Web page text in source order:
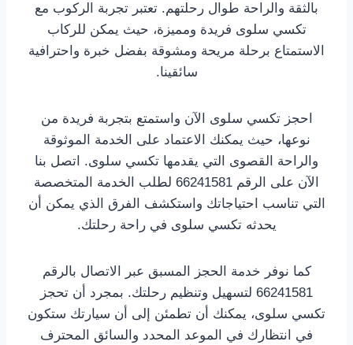
بالثقة والراحة طوال رحلتهم. تعتبر تجربة الركوب مع
تكسي سلوى فريدة ومميزة، حيث يمكن للركاب
الاستمتاع برحلة مريحة ومشوقة بفضل خبرة واحترافية
سائقينا.
احجز تكسي سلوى الآن واستمتع بتجربة فريدة من
نوعها، حيث يمكنك الاعتماد على الخدمة الموثوقة
والراحة القصوى التي يقدمها تكسي سلوى. اتصل بنا
الآن على الرقم 66241581 لطلب الخدمة المتخصصة
التي تناسب احتياجاتك واستكشف الفرق الذي يمكن أن
يحدثه تكسي سلوى في راحة رحلتك.
كما نوفر خدمة الحجز المسبق عبر الاتصال بالرقم
66241581 لتسهيل وتنظيم رحلتك. بمجرد أن تحجز
تكسي سلوى، يمكنك أن تطمئن إلى أن سيارتك ستكون
في انتظارك في الموعد المحدد والسائق المحترف